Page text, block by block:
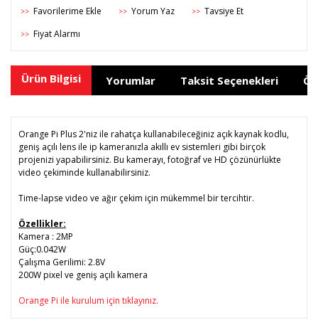
>> >> Yorum Yaz >> Tavsiye Et
>> Fiyat Alarmı
Ürün Bilgisi Yorumlar Taksit Seçenekleri
Orange Pi Plus 2'niz ile rahatça kullanabileceğiniz açık kaynak kodlu,
geniş açılı lens ile ip kameranızla akıllı ev sistemleri gibi birçok
projenizi yapabilirsiniz. Bu kamerayı, fotoğraf ve HD çözünürlükte
video çekiminde kullanabilirsiniz.
Time-lapse video ve ağır çekim için mükemmel bir tercihtir.
Özellikler:
Kamera : 2MP
Güç:0.042W
Çalışma Gerilimi: 2.8V
200W pixel ve geniş açılı kamera
Orange Pi ile kurulum için tıklayınız.